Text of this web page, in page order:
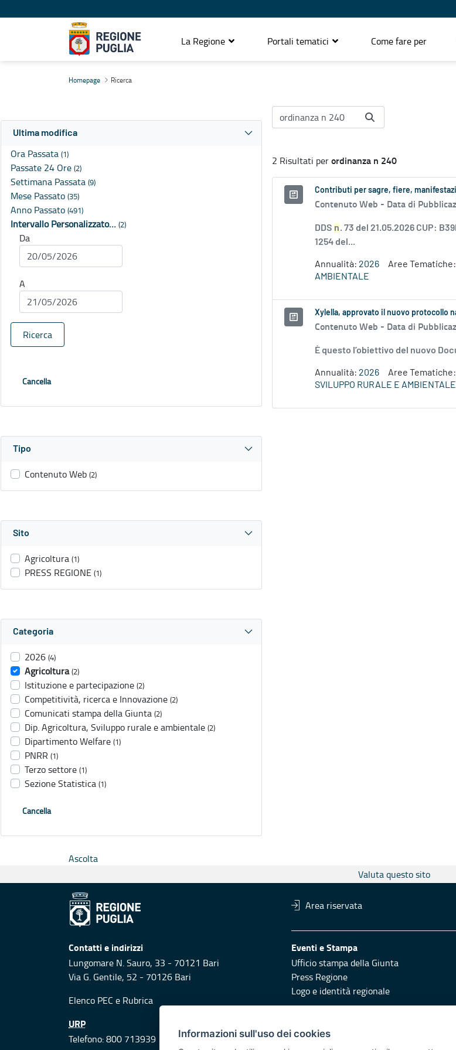
La Regione Portali tematici Come fare per
Homepage Ricerca
Ultima modifica
Ora Passata (1)
Passate 24 Ore (2)
Settimana Passata (9)
Mese Passato (35)
Anno Passato (491)
Intervallo Personalizzato… (2)
Da
A
Ricerca
Cancella
Tipo
Contenuto Web (2)
Sito
Agricoltura (1)
PRESS REGIONE (1)
Categoria
2026 (4)
Agricoltura (2)
Istituzione e partecipazione (2)
Competitività, ricerca e Innovazione (2)
Comunicati stampa della Giunta (2)
Dip. Agricoltura, Sviluppo rurale e ambientale (2)
Dipartimento Welfare (1)
PNRR (1)
Terzo settore (1)
Sezione Statistica (1)
Cancella
2 Risultati perordinanza n 240
Contributi per sagre, fiere,
Contenuto Web - Data di
DDS n. 73 del 21.05.2026 CUP:
1254 del...
Annualità: 2026 Aree Tematiche:
AMBIENTALE
Xylella, approvato il nuovo protocollo
Contenuto Web - Data di
È questo l’obiettivo del nuovo
Annualità: 2026 Aree Tematiche:
SVILUPPO RURALE E AMBIENTALE
Ascolta
Valuta questo sito
Area riservata
Contatti e indirizzi
Lungomare N. Sauro, 33 - 70121 Bari
Via G. Gentile, 52 - 70126 Bari
Elenco PEC e Rubrica
Eventi e Stampa
Ufficio stampa della Giunta
Press Regione
Logo e identità regionale
URP
Telefono: 800 713939
Responsabili di pubblicazione
Informazioni sull'uso dei cookies